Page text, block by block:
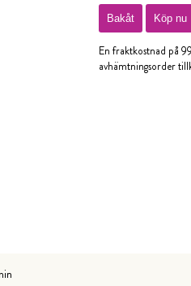
Bakåt Köp nu
En fraktkostnad på
avhämtningsorder